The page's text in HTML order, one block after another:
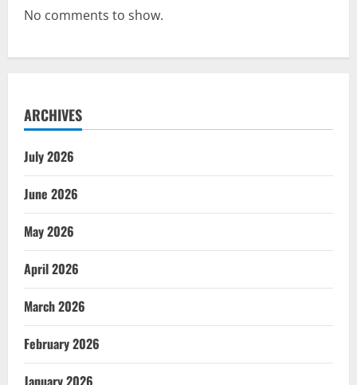
No comments to show.
ARCHIVES
July 2026
June 2026
May 2026
April 2026
March 2026
February 2026